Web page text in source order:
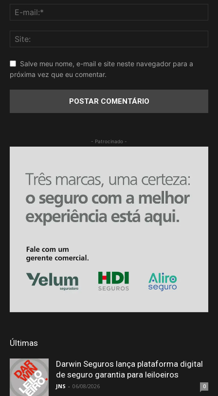
Salve meu nome, e-mail e site neste navegador para a
próxima vez que eu comentar.
- Patrocinado -
Últimas
Darwin Seguros lança plataforma digital
de seguro garantia para leiloeiros
JNS - 06/08/2026 0